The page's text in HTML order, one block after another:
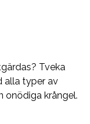
Tveka
alla typer av
onödiga krångel.